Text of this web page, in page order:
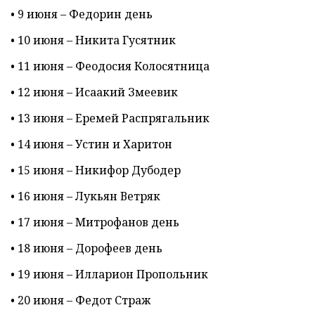
• 9 июня – Федорин день
• 10 июня – Никита Гусятник
• 11 июня – Феодосия Колосятница
• 12 июня – Исаакий Змеевик
• 13 июня – Еремей Распрягальник
• 14 июня – Устин и Харитон
• 15 июня – Никифор Дубодер
• 16 июня – Лукьян Ветряк
• 17 июня – Митрофанов день
• 18 июня – Дорофеев день
• 19 июня – Илларион Пропольник
• 20 июня – Федот Страж